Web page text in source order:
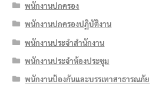
พนักงานปกครอง
พนักงานปกครองปฏิบัติงาน
พนักงานประจำสำนักงาน
พนักงานประจำห้องประชุม
พนักงานป้องกันและบรรเทาสาธารณภัย